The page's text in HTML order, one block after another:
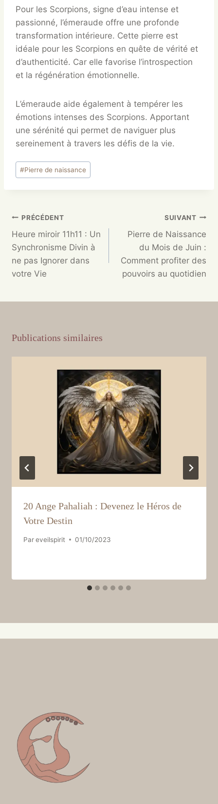
Pour les Scorpions, signe d’eau intense et
passionné, l’émeraude offre une profonde
transformation intérieure. Cette pierre est
idéale pour les Scorpions en quête de vérité et
d’authenticité. Car elle favorise l’introspection
et la régénération émotionnelle.
L’émeraude aide également à tempérer les
émotions intenses des Scorpions. Apportant
une sérénité qui permet de naviguer plus
sereinement à travers les défis de la vie.
#Pierre de naissance
PRÉCÉDENT
Heure miroir 11h11 : Un
Synchronisme Divin à
ne pas Ignorer dans
votre Vie
SUIVANT
Pierre de Naissance
du Mois de Juin :
Comment profiter des
pouvoirs au quotidien
Publications similaires
20 Ange Pahaliah : Devenez le Héros de
Votre Destin
Pareveilspirit 01/10/2023